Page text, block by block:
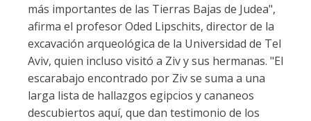
más importantes de las Tierras Bajas de Judea",
afirma el profesor Oded Lipschits, director de la
excavación arqueológica de la Universidad de Tel
Aviv, quien incluso visitó a Ziv y sus hermanas. "El
escarabajo encontrado por Ziv se suma a una
larga lista de hallazgos egipcios y cananeos
descubiertos aquí, que dan testimonio de los